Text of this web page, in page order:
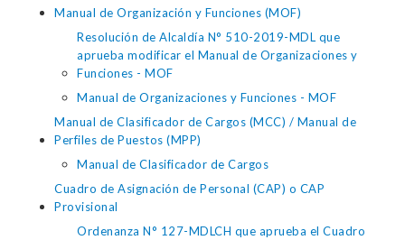
Manual de Organización y Funciones (MOF)
Resolución de Alcaldía N° 510-2019-MDL que
aprueba modificar el Manual de Organizaciones y
Funciones - MOF
Manual de Organizaciones y Funciones - MOF
Manual de Clasificador de Cargos (MCC) / Manual de
Perfiles de Puestos (MPP)
Manual de Clasificador de Cargos
Cuadro de Asignación de Personal (CAP) o CAP
Provisional
Ordenanza N° 127-MDLCH que aprueba el Cuadro